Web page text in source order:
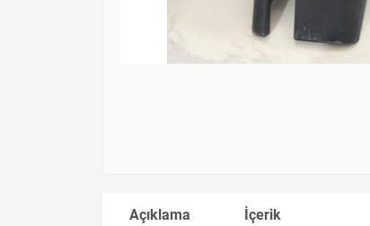
Açıklama İçerik